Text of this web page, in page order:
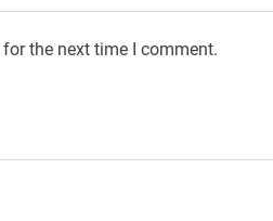
the next time I comment.